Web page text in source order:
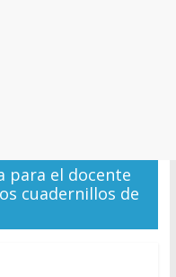
para el docente
cuadernillos de